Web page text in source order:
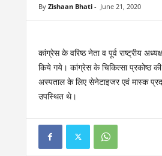
By Zishaan Bhati- June 21, 2020
कांग्रेस के वरिष्ठ नेता व पूर्व राष्ट्रीय
किये गये। कांग्रेस के चिकित्सा प्रकोष्ठ
अस्पताल के लिए सेनेटाइजर एवं मास्क
उपस्थित थे।